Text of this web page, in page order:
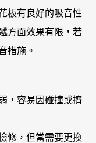
板有良好的吸音性
方面效果有限，若
措施。
，容易因碰撞或擠
修，但當需要更換